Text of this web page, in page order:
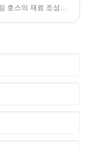
호스의 재료 조성은